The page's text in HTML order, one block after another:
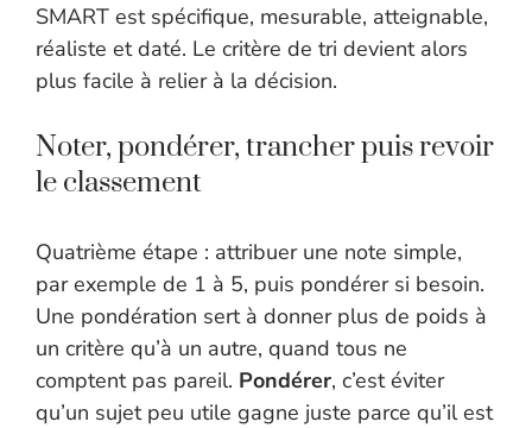
SMART est spécifique, mesurable, atteignable,
réaliste et daté. Le critère de tri devient alors
plus facile à relier à la décision.
Noter, pondérer, trancher puis revoir
le classement
Quatrième étape : attribuer une note simple,
par exemple de 1 à 5, puis pondérer si besoin.
Une pondération sert à donner plus de poids à
un critère qu’à un autre, quand tous ne
comptent pas pareil. Pondérer, c’est éviter
qu’un sujet peu utile gagne juste parce qu’il est